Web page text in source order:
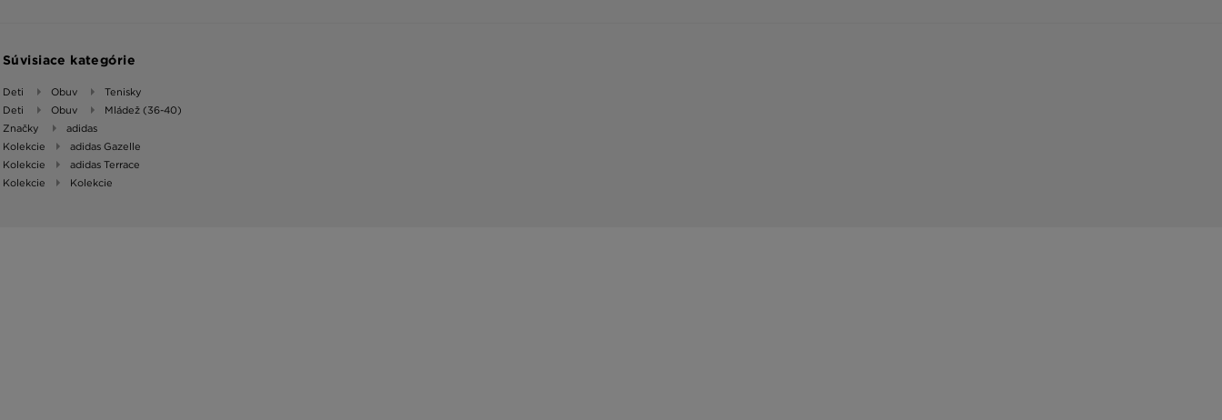
Súvisiace kategórie
Deti Obuv
Tenisky
Deti
Obuv
Mládež (36-40)
Značky
adidas
Kolekcie
adidas Gazelle
Kolekcie
adidas Terrace
Kolekcie
Kolekcie